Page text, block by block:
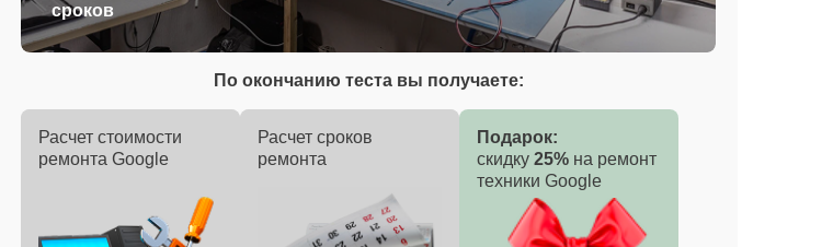
сроков
По окончанию теста вы получаете:
Расчет стоимости
ремонта Google
Расчет сроков
ремонта
Подарок:
скидку 25% на ремонт
техники Google